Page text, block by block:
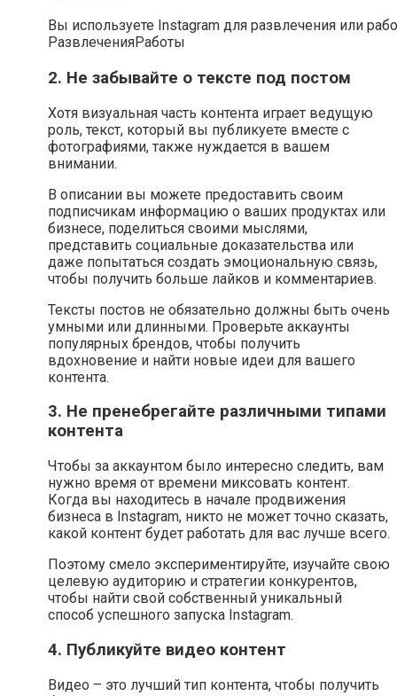
Вы используете Instagram для развлечения или
РазвлеченияРаботы
2. Не забывайте о тексте под постом
Хотя визуальная часть контента играет ведущую
роль, текст, который вы публикуете вместе с
фотографиями, также нуждается в вашем
внимании.
В описании вы можете предоставить своим
подписчикам информацию о ваших продуктах или
бизнесе, поделиться своими мыслями,
представить социальные доказательства или
даже попытаться создать эмоциональную связь,
чтобы получить больше лайков и комментариев.
Тексты постов не обязательно должны быть очень
умными или длинными. Проверьте аккаунты
популярных брендов, чтобы получить
вдохновение и найти новые идеи для вашего
контента.
3. Не пренебрегайте различными типами
контента
Чтобы за аккаунтом было интересно следить, вам
нужно время от времени миксовать контент.
Когда вы находитесь в начале продвижения
бизнеса в Instagram, никто не может точно сказать,
какой контент будет работать для вас лучше всего.
Поэтому смело экспериментируйте, изучайте свою
целевую аудиторию и стратегии конкурентов,
чтобы найти свой собственный уникальный
способ успешного запуска Instagram.
4. Публикуйте видео контент
Видео – это лучший тип контента, чтобы получить